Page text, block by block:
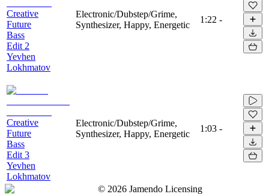
Creative
Future
Bass
Edit 2
Yevhen
Lokhmatov
Electronic/Dubstep/Grime,
Synthesizer, Happy, Energetic
1:22 -
Creative
Future
Bass
Edit 3
Yevhen
Lokhmatov
Electronic/Dubstep/Grime,
Synthesizer, Happy, Energetic
1:03 -
© 2026 Jamendo Licensing